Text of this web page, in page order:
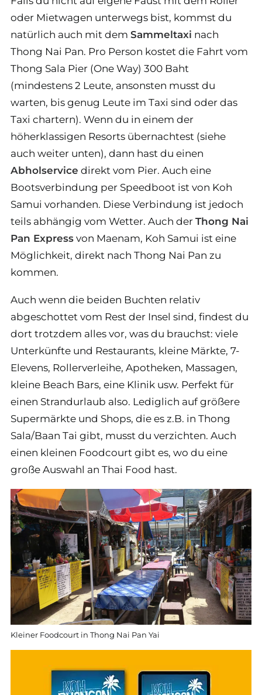
oder Mietwagen unterwegs bist, kommst du
natürlich auch mit dem Sammeltaxi nach
Thong Nai Pan. Pro Person kostet die Fahrt vom
Thong Sala Pier (One Way) 300 Baht
(mindestens 2 Leute, ansonsten musst du
warten, bis genug Leute im Taxi sind oder das
Taxi chartern). Wenn du in einem der
höherklassigen Resorts übernachtest (siehe
auch weiter unten), dann hast du einen
Abholservice direkt vom Pier. Auch eine
Bootsverbindung per Speedboot ist von Koh
Samui vorhanden. Diese Verbindung ist jedoch
teils abhängig vom Wetter. Auch der Thong Nai
Pan Express von Maenam, Koh Samui ist eine
Möglichkeit, direkt nach Thong Nai Pan zu
kommen.
Auch wenn die beiden Buchten relativ
abgeschottet vom Rest der Insel sind, findest du
dort trotzdem alles vor, was du brauchst: viele
Unterkünfte und Restaurants, kleine Märkte, 7-
Elevens, Rollerverleihe, Apotheken, Massagen,
kleine Beach Bars, eine Klinik usw. Perfekt für
einen Strandurlaub also. Lediglich auf größere
Supermärkte und Shops, die es z.B. in Thong
Sala/Baan Tai gibt, musst du verzichten. Auch
einen kleinen Foodcourt gibt es, wo du eine
große Auswahl an Thai Food hast.
Kleiner Foodcourt in Thong Nai Pan Yai